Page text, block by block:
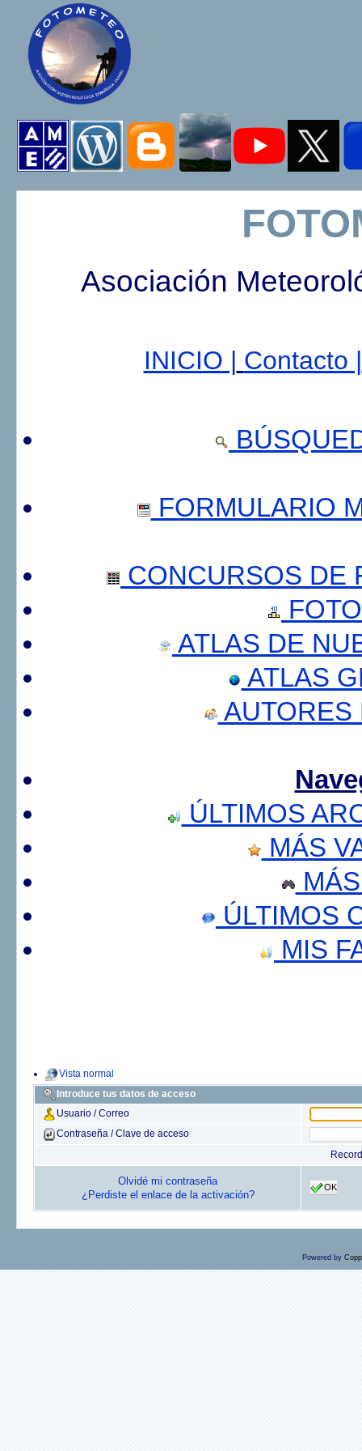
Asociación
INICIO | Contacto |
FORMULARIO
CONCURSOS DE
ATLAS DE
ATLAS
AUTORES
ÚLTIMOS
MÁS
ÚLTIMOS
MIS
Vista normal
Introduce tus datos de acceso
Usuario / Correo
Contraseña / Clave de acceso
Olvidé mi contraseña
¿Perdiste el enlace de la activación?
OK
Powered by